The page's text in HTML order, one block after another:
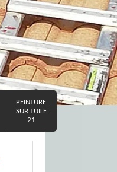
PEINTURE
SUR TUILE
21